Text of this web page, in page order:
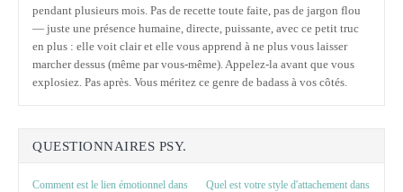
pendant plusieurs mois. Pas de recette toute faite, pas de jargon flou
— juste une présence humaine, directe, puissante, avec ce petit truc
en plus : elle voit clair et elle vous apprend à ne plus vous laisser
marcher dessus (même par vous-même). Appelez-la avant que vous
explosiez. Pas après. Vous méritez ce genre de badass à vos côtés.
QUESTIONNAIRES PSY.
Comment est le lien émotionnel dans
Quel est votre style d'attachement dans